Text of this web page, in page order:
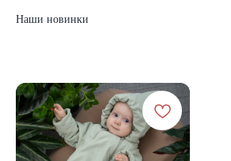
Наши новинки
Летняя
Зимняя
Демисезонная
Готовые подборки